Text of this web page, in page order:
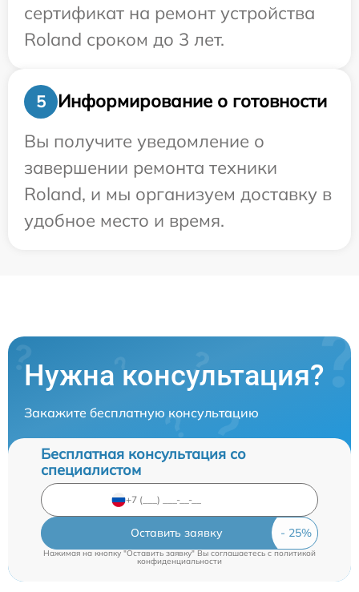
сертификат на ремонт устройства
Roland сроком до 3 лет.
5
Информирование о готовности
Вы получите уведомление о
завершении ремонта техники
Roland, и мы организуем доставку в
удобное место и время.
Нужна консультация?
Закажите бесплатную консультацию
Бесплатная консультация со
специалистом
Оставить заявку
Нажимая на кнопку "Оставить заявку" Вы соглашаетесь cполитикой
конфиденциальности